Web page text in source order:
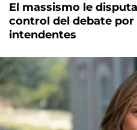
El massismo le
control del debate por
intendentes